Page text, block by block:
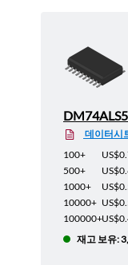
데이터시
100+
500+
1000+
10000+
100000+
재고 보유: